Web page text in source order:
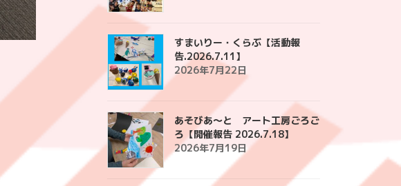
すまいりー・くらぶ【活動報
告.2026.7.11】
2026年7月22日
あそびあ〜と アート工房ごろご
ろ【開催報告 2026.7.18】
2026年7月19日